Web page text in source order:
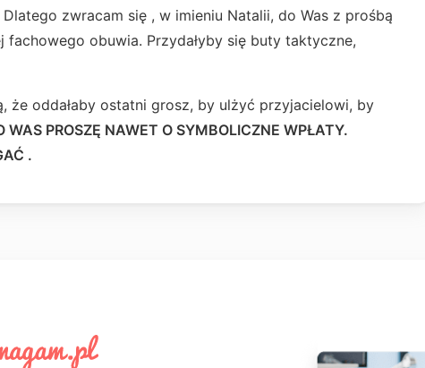
zwracam się , w imieniu Natalii, do Was z prośbą
obuwia. Przydałyby się buty taktyczne,
że oddałaby ostatni grosz, by ulżyć przyjacielowi, by
WAS PROSZĘ NAWET O SYMBOLICZNE WPŁATY.
.